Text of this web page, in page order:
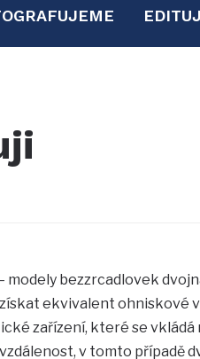
modely bezzrcadlovek
ekvivalent ohniskové
zařízení, které se vkládá
v tomto případě